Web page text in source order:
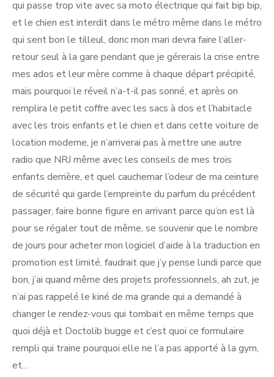
qui passe trop vite avec sa moto électrique qui fait bip bip,
et le chien est interdit dans le métro même dans le métro
qui sent bon le tilleul, donc mon mari devra faire l’aller-
retour seul à la gare pendant que je gérerais la crise entre
mes ados et leur mère comme à chaque départ précipité,
mais pourquoi le réveil n’a-t-il pas sonné, et après on
remplira le petit coffre avec les sacs à dos et l’habitacle
avec les trois enfants et le chien et dans cette voiture de
location moderne, je n’arriverai pas à mettre une autre
radio que NRJ même avec les conseils de mes trois
enfants derrière, et quel cauchemar l’odeur de ma ceinture
de sécurité qui garde l’empreinte du parfum du précédent
passager, faire bonne figure en arrivant parce qu’on est là
pour se régaler tout de même, se souvenir que le nombre
de jours pour acheter mon logiciel d’aide à la traduction en
promotion est limité, faudrait que j’y pense lundi parce que
bon, j’ai quand même des projets professionnels, ah zut, je
n’ai pas rappelé le kiné de ma grande qui a demandé à
changer le rendez-vous qui tombait en même temps que
quoi déjà et Doctolib bugge et c’est quoi ce formulaire
rempli qui traine pourquoi elle ne l’a pas apporté à la gym,
et…